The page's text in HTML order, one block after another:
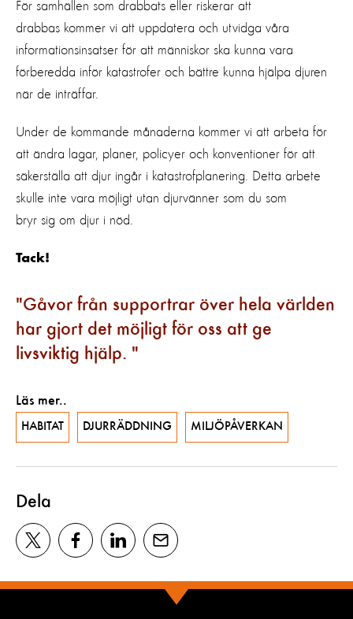
För samhällen som drabbats eller riskerar att
drabbas kommer vi att uppdatera och utvidga våra
informationsinsatser för att människor ska kunna vara
förberedda inför katastrofer och bättre kunna hjälpa djuren
när de inträffar.
Under de kommande månaderna kommer vi att arbeta för
att ändra lagar, planer, policyer och konventioner för att
säkerställa att djur ingår i katastrofplanering. Detta arbete
skulle inte vara möjligt utan djurvänner som du som
bryr sig om djur i nöd.
Tack!
Gåvor från supportrar över hela världen
har gjort det möjligt för oss att ge
livsviktig hjälp.
Läs mer..
HABITAT DJURRÄDDNING MILJÖPÅVERKAN
Dela